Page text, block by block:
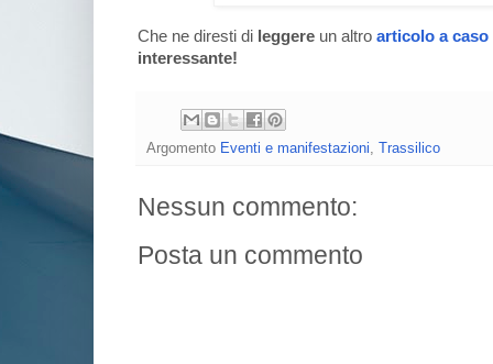
Che ne diresti di leggere un altro articolo a caso
interessante!
Argomento Eventi e manifestazioni Trassilico
Nessun commento:
Posta un commento